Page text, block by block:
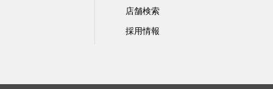
店舗検索
採用情報